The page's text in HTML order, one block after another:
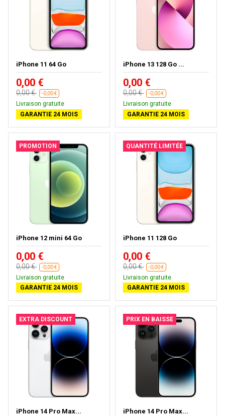
iPhone 11 64 Go
0,00 €
0,00 € -0,00 €
Livraison gratuite
GARANTIE 24 MOIS
iPhone 13 128 Go ...
0,00 €
0,00 € -0,00 €
Livraison gratuite
GARANTIE 24 MOIS
PROMOTION
iPhone 12 mini 64 Go
0,00 €
0,00 € -0,00 €
Livraison gratuite
GARANTIE 24 MOIS
QUANTITÉ LIMITÉE
iPhone 11 128 Go
0,00 €
0,00 € -0,00 €
Livraison gratuite
GARANTIE 24 MOIS
EXTRA DISCOUNT
iPhone 14 Pro Max...
PRIX EN BAISSE
iPhone 14 Pro Max...